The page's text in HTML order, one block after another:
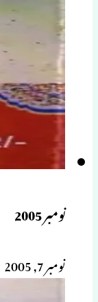
نومبر 2005
نومبر 7, 2005